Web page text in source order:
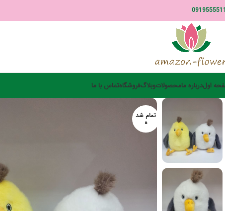
اولدرباره مامحصولاتوبلاگفروشگاهتماس با ما
تمام شد
ه